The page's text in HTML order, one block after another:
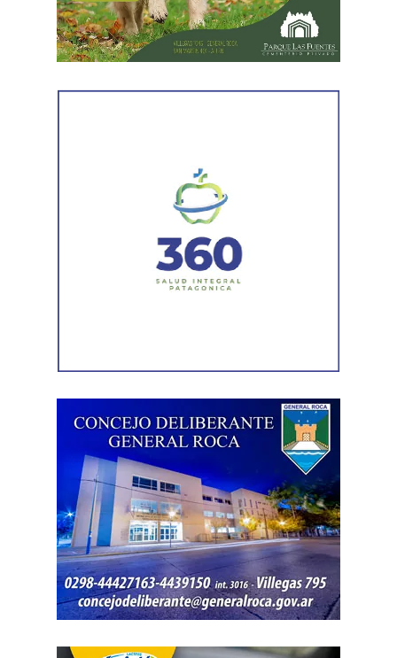
camiones bacheadores, lo que permitirá incrementar
el ritmo de ejecución y optimizar las tareas de
mantenimiento en distintos puntos del Alto Valle.
Por otra parte, el organismo avanza con el relevamiento
sectores más deteriorados y mejorar las condiciones de